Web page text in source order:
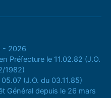
- 2026
Préfecture le 11.02.82 (J.O.
1982)
(J.O. du 03.11.85)
Général depuis le 26 mars